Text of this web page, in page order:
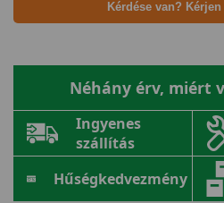
Kérdése van?
Néhány érv, miért
Ingyenes
szállítás
Hűségkedvezmény